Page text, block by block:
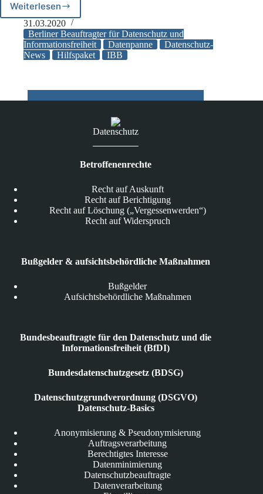
WeiterlesenDatenpanne
bei
der
Investitionsbank
Berlin
31.03.2020
Berliner Beauftragter für Datenschutz und
Informationsfreiheit
Datenpanne
Datenschutz-
News
Hilfspaket IBB
Datenschutz
Betroffenenrechte
Recht auf Auskunft
Recht auf Berichtigung
Recht auf Löschung („Vergessenwerden“)
Recht auf Widerspruch
Bußgelder & aufsichtsbehördliche Maßnahmen
Bußgelder
Aufsichtsbehördliche Maßnahmen
Bundesbeauftragte für den Datenschutz und die
Informationsfreiheit (BfDI)
Bundesdatenschutzgesetz (BDSG)
Datenschutzgrundverordnung (DSGVO)
Datenschutz-Basics
Anonymisierung & Pseudonymisierung
Auftragsverarbeitung
Berechtigtes Interesse
Datenminimierung
Datenschutzbeauftragte
Datenverarbeitung